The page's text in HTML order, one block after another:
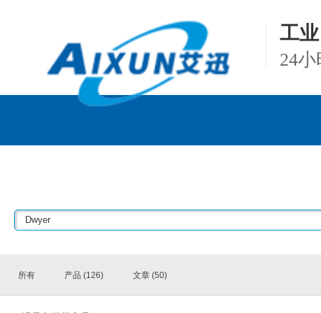
工
24
所有 产品 (126) 文章 (50)